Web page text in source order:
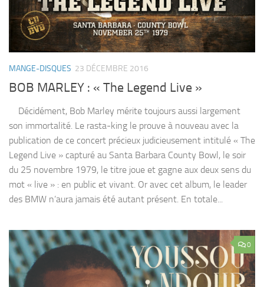
MANGE-DISQUES 23 DÉCEMBRE 2016
BOB MARLEY : « The Legend Live »
Décidément, Bob Marley mérite toujours aussi largement
son immortalité. Le rasta-king le prouve à nouveau avec la
publication de ce concert précieux judicieusement intitulé « The
Legend Live » capturé au Santa Barbara County Bowl, le soir
du 25 novembre 1979, le titre joue et gagne aux deux sens du
mot « live » : en public et vivant. Or avec cet album, le leader
des BMW n’aura jamais été autant présent. En totale...
0